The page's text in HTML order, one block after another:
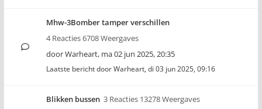
Mhw-3Bomber tamper verschillen
4 Reacties 6708 Weergaves
doorWarheart, ma 02 jun 2025, 20:35
Laatste bericht doorWarheart, di 03 jun 2025, 09:16
Blikken bussen 3 Reacties 13278 Weergaves